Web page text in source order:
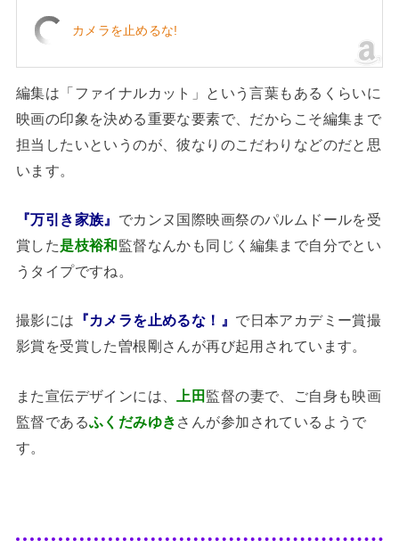
カメラを止めるな!
編集は「ファイナルカット」という言葉もあるくらいに
映画の印象を決める重要な要素で、だからこそ編集まで
担当したいというのが、彼なりのこだわりなどのだと思
います。
『万引き家族』 でカンヌ国際映画祭のパルムドールを受
賞した是枝裕和監督なんかも同じく編集まで自分でとい
うタイプですね。
撮影には 『カメラを止めるな！』 で日本アカデミー賞撮
影賞を受賞した曽根剛さんが再び起用されています。
また宣伝デザインには、 上田 監督の妻で、ご自身も映画
監督であるふくだみゆき さんが参加されているようで
す。